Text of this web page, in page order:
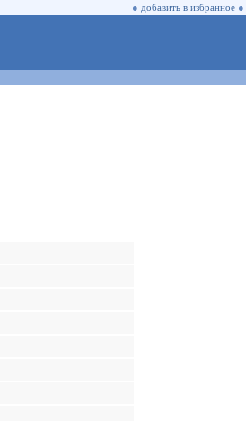
● добавить в избранное ●